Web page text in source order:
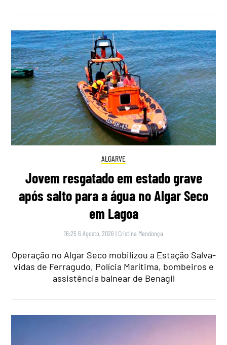
ALGARVE
Jovem resgatado em estado grave
após salto para a água no Algar Seco
em Lagoa
16:25 6 Agosto, 2026 | Cristina Mendonça
Operação no Algar Seco mobilizou a Estação Salva-
vidas de Ferragudo, Polícia Marítima, bombeiros e
assistência balnear de Benagil